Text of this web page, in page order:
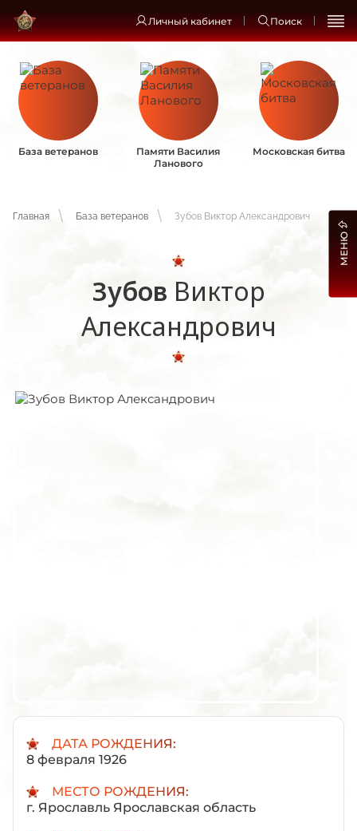
Личный кабинет Поиск
База ветеранов
Памяти Василия
Ланового
Московская битва
Главная База ветеранов Зубов Виктор Александрович
Зубов Виктор
Александрович
ДАТА РОЖДЕНИЯ:
8 февраля 1926
МЕСТО РОЖДЕНИЯ:
г. Ярославль Ярославская область
МЕНЮ